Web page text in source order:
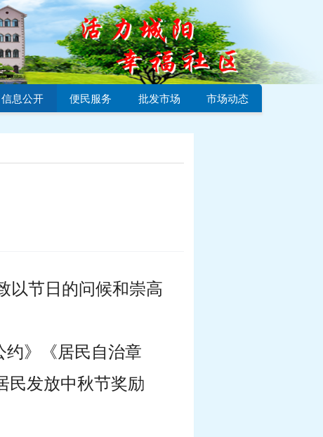
信息公开 便民服务 批发市场 市场动态
以节日的问候和崇高
约》《居民自治章
民发放中秋节奖励